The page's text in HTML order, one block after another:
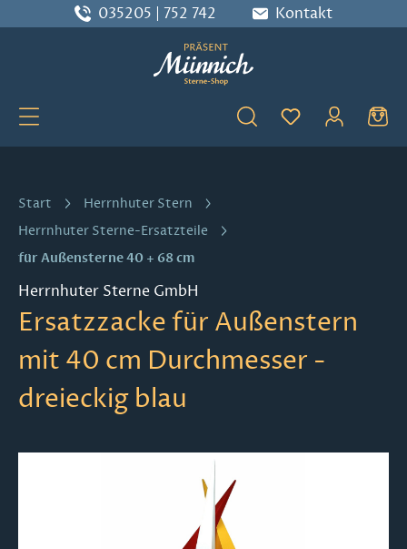
Zum Hauptinhalt springen
035205 | 752 742 Kontakt
Du hast 0
Start
Herrnhuter Stern
Herrnhuter Sterne-Ersatzteile
für Außensterne 40 + 68 cm
Herrnhuter Sterne GmbH
Ersatzzacke für Außenstern
mit 40 cm Durchmesser -
dreieckig blau